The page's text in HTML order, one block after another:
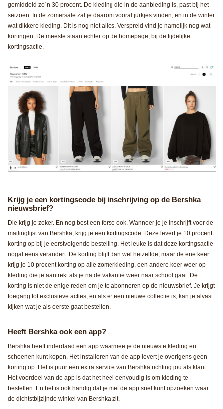
gemiddeld zo´n 30 procent. De kleding die in de aanbieding is, past bij het
seizoen. In de zomersale zal je daarom vooral jurkjes vinden, en in de winter
wat dikkere kleding. Dit is nog niet alles. Verspreid vind je namelijk nog wat
kortingen. De meeste staan echter op de homepage, bij de tijdelijke
kortingsactie.
Krijg je een kortingscode bij inschrijving op de Bershka
nieuwsbrief?
Die krijg je zeker. En nog best een forse ook. Wanneer je je inschrijft voor de
mailinglijst van Bershka, krijg je een kortingscode. Deze levert je 10 procent
korting op bij je eerstvolgende bestelling. Het leuke is dat deze kortingsactie
nogal eens verandert. De korting blijft dan wel hetzelfde, maar de ene keer
krijg je 10 procent korting op alle zomerkleding, een andere keer weer op
kleding die je aantrekt als je na de vakantie weer naar school gaat. De
korting is niet de enige reden om je te abonneren op de nieuwsbrief. Je krijgt
toegang tot exclusieve acties, en als er een nieuwe collectie is, kan je alvast
kijken wat je als eerste gaat bestellen.
Heeft Bershka ook een app?
Bershka heeft inderdaad een app waarmee je de nieuwste kleding en
schoenen kunt kopen. Het installeren van de app levert je overigens geen
korting op. Het is puur een extra service van Bershka richting jou als klant.
Het voordeel van de app is dat het heel eenvoudig is om kleding te
bestellen. En het is ook handig dat je met de app snel kunt opzoeken waar
de dichtstbijzijnde winkel van Bershka zit.